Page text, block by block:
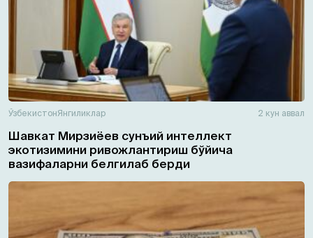
ЎзбекистонЯнгиликлар 2 кун аввал
Шавкат Мирзиёев сунъий интеллект
экотизимини ривожлантириш бўйича
вазифаларни белгилаб берди